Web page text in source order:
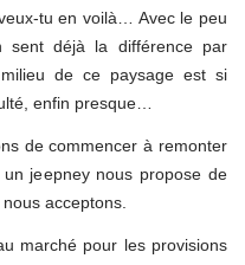
tu en voilà… Avec le peu
sent déjà la différence par
de ce paysage est si
enfin presque…
de commencer à remonter
jeepney nous propose de
acceptons.
marché pour les provisions